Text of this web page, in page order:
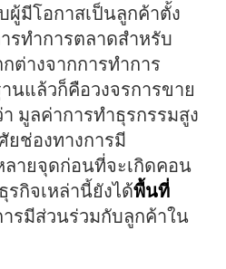
ผู้มีโอกาสเป็นลูกค้าตั้ง
รทำการตลาดสำหรับ
ต่างจากการทำการ
นแล้วก็คือวงจรการขาย
มูลค่าการทำธุรกรรมสูง
ยช่องทางการมี
ายจุดก่อนที่จะเกิดคอน
รกิจเหล่านี้ยังได้พื้นที่
รมีส่วนร่วมกับลูกค้าใน